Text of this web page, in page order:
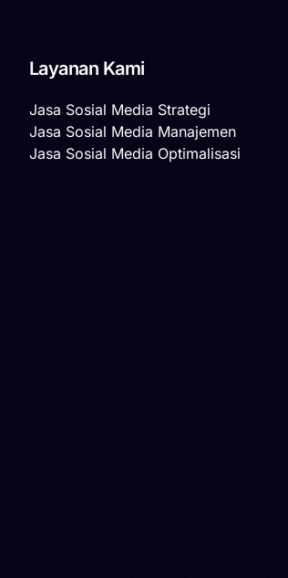
Layanan Kami
Jasa Sosial Media Strategi
Jasa Sosial Media Manajemen
Jasa Sosial Media Optimalisasi